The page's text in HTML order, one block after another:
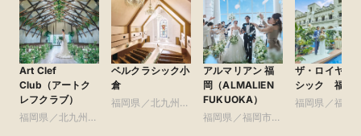
Art Clef
Club（アートク
レフクラブ）
福岡県／北九州
ベルクラシック小
倉
福岡県／北九州
アルマリアン 福
岡（ALMALIEN
FUKUOKA）
福岡県／福岡市・
ザ・ロイヤル
シック 福岡
福岡県／福岡